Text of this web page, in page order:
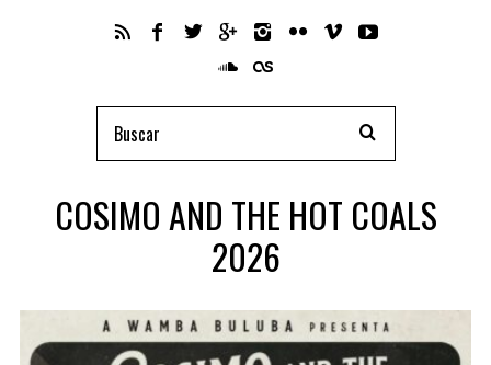
COSIMO AND THE HOT COALS
2026